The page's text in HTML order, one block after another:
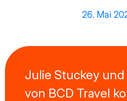
26. Mai
Julie Stuckey
von BCD Travel